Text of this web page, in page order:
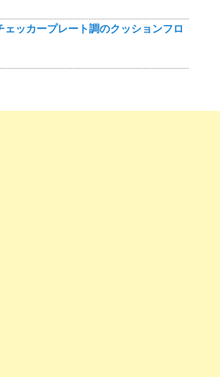
ェッカープレート調のクッションフロ